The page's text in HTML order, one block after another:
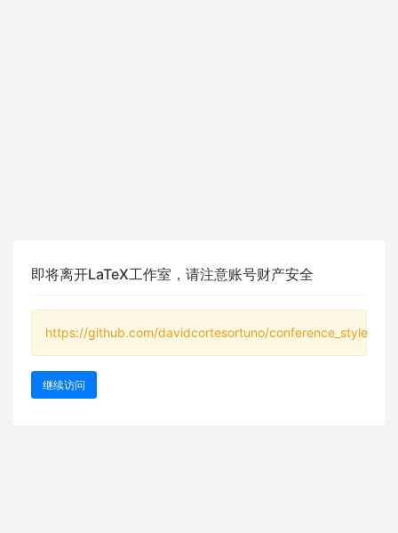
即将离开LaTeX工作室，请注意账号财产安全
https://github.com/davidcortesortuno/conference_style
继续访问